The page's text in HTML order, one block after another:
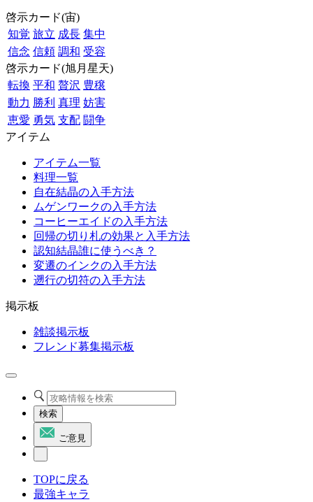
啓示カード(宙)
知覚 旅立 成長 集中
信念 信頼 調和 受容
啓示カード(旭月星天)
転換 平和 贅沢 豊穣
動力 勝利 真理 妨害
恵愛 勇気 支配 闘争
アイテム
アイテム一覧
料理一覧
自在結晶の入手方法
ムゲンワークの入手方法
コーヒーエイドの入手方法
回帰の切り札の効果と入手方法
認知結晶誰に使うべき？
変遷のインクの入手方法
遡行の切符の入手方法
掲示板
雑談掲示板
フレンド募集掲示板
検索
ご意見
TOPに戻る
最強キャラ